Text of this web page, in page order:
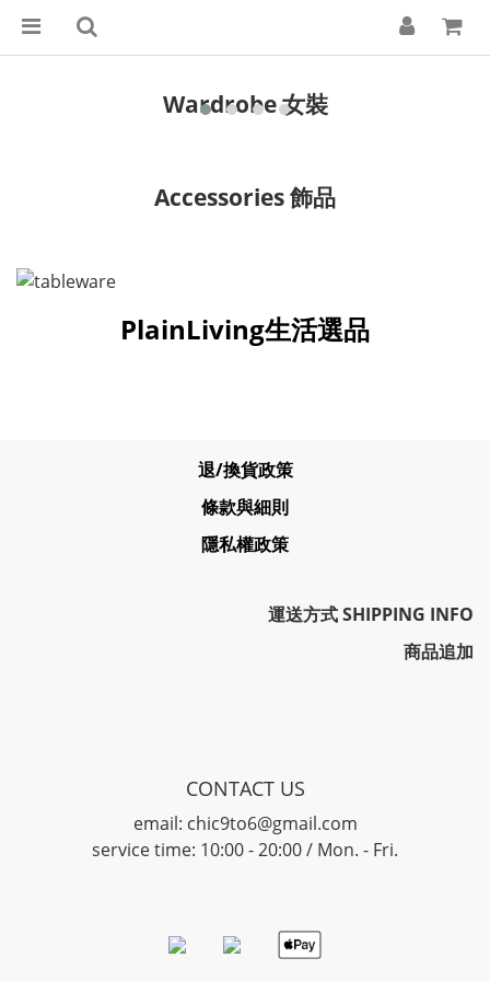
Wardrobe 女裝
Accessories 飾品
PlainLiving生活選品
退/換貨政策
條款與細則
隱私權政策
運送方式 SHIPPING INFO
商品追加
CONTACT US
email: chic9to6@gmail.com
service time: 10:00 - 20:00 / Mon. - Fri.